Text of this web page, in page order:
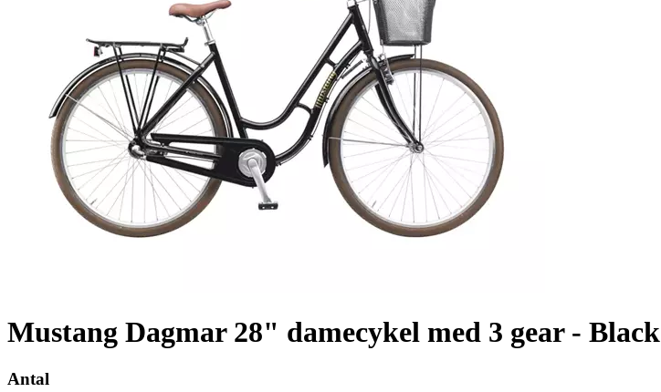
Mustang Dagmar 28" damecykel med 3 gear - Black
Antal